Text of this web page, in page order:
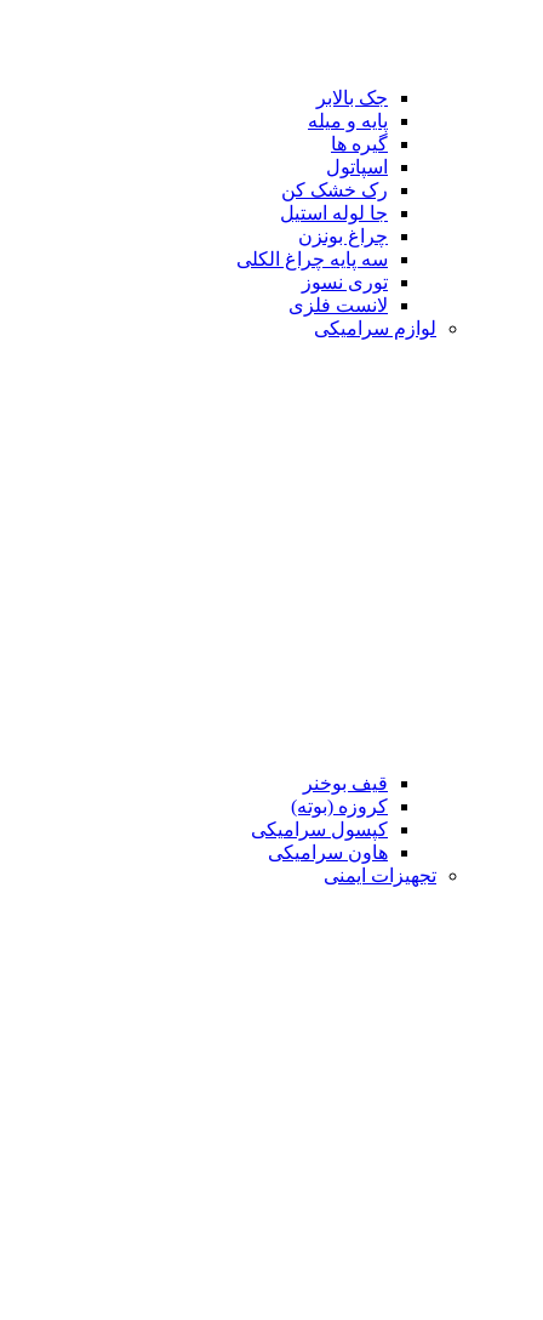
جک بالابر
پایه و میله
گیره ها
اسپاتول
رک خشک کن
جا لوله استیل
چراغ بونزن
سه پایه چراغ الکلی
توری نسوز
لانست فلزی
لوازم سرامیکی
قیف بوخنر
کروزه (بوته)
کپسول سرامیکی
هاون سرامیکی
تجهیزات ایمنی